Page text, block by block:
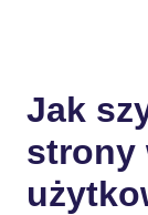
Jak
strony